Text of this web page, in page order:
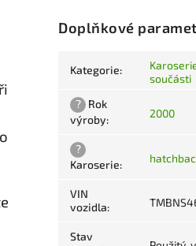
Doplňkové
Kategorie:
součásti
? Rok
výroby: 2000
?
Karoserie:
VIN
vozidla:
Stav